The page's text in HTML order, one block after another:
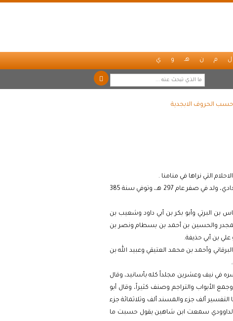
ل م ن هـ و ي
حسب الحروف الابجدية
التي نراها في منامنا .
هو أحد رواة الحديث، اسمه أبو حفص عمر بن أحمد بن عثمان بن أحمد بن محمد بن أيوب بن أزداذ البغدادي، ولد في صفر عام 297 هـ، وتوفي سنة 385
بن البرتي وأبو بكر بن أبي داود وشعيب بن
والحسين بن أحمد بن بسطام ونصر بن
بن أبي حذيفة.
وأحمد بن محمد العتيقي وعبيد الله بن
في نيف وعشرين مجلداً كله بأسانيد، وقال
الأبواب والتراجم وصنف كثيراً، وقال أبو
ألف جزء والمسند ألف وثلاثمائة جزء
الداوودي سمعت ابن شاهين يقول حسبت ما